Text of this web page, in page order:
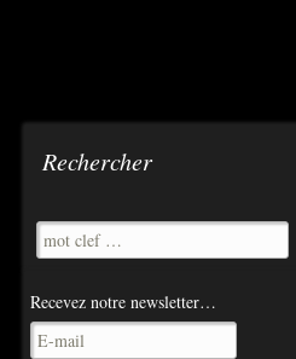
Rechercher
Recevez notre newsletter…